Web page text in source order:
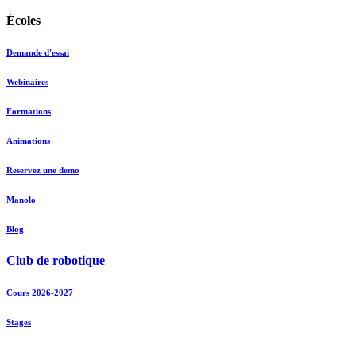
Écoles
Demande d'essai
Webinaires
Formations
Animations
Reservez une demo
Manolo
Blog
Club de robotique
Cours 2026-2027
Stages